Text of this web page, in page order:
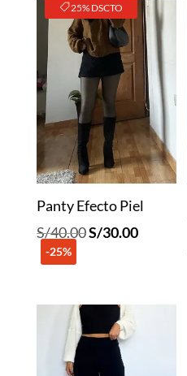
25% DSCTO
Panty Efecto Piel
S/40.00El
S/40.00.
S/30.00El
-25%